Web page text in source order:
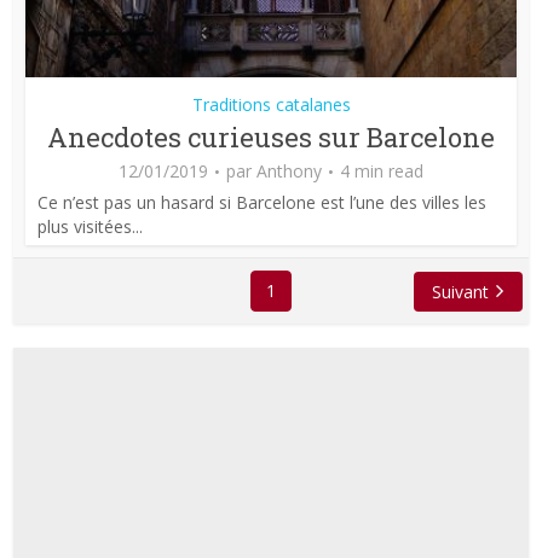
Traditions catalanes
Anecdotes curieuses sur Barcelone
12/01/2019 par Anthony
4 min read
Ce n’est pas un hasard si Barcelone est l’une des villes les
plus visitées...
1 Suivant